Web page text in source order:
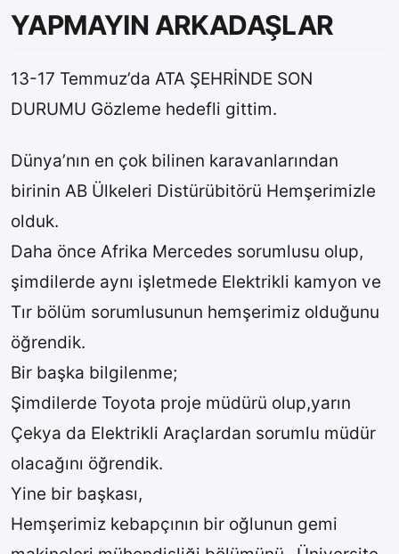
YAPMAYIN ARKADAŞLAR
13-17 Temmuz’da ATA ŞEHRİNDE SON
DURUMU Gözleme hedefli gittim.
Dünya’nın en çok bilinen karavanlarından
birinin AB Ülkeleri Distürübitörü Hemşerimizle
olduk.
Daha önce Afrika Mercedes sorumlusu olup,
şimdilerde aynı işletmede Elektrikli kamyon ve
Tır bölüm sorumlusunun hemşerimiz olduğunu
öğrendik.
Bir başka bilgilenme;
Şimdilerde Toyota proje müdürü olup,yarın
Çekya da Elektrikli Araçlardan sorumlu müdür
olacağını öğrendik.
Yine bir başkası,
Hemşerimiz kebapçının bir oğlunun gemi